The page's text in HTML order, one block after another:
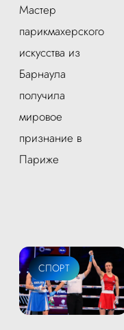
Мастер
парикмахерского
искусства из
Барнаула
получила
мировое
признание в
Париже
СПОРТ